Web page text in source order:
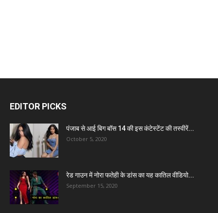
EDITOR PICKS
पंजाब से आई बिग बॉस 14 की इस कंटेस्टेंट की तस्वीरें...
October 5, 2020
रेड गाउन में नोरा फतेही के डांस का यह कातिल वीडियो...
September 15, 2020